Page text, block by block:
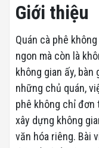
Giới thiệu
Quán cà phê
ngon mà còn là
không gian ấy,
những chủ quán,
phê không chỉ đơn
xây dựng không
văn hóa riêng. Bài